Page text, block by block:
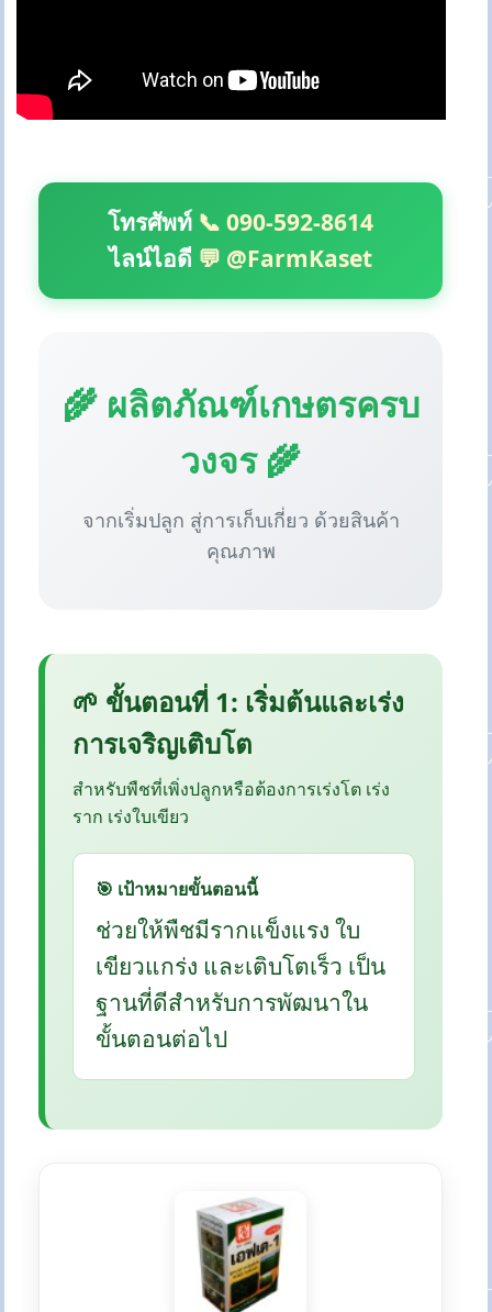
โทรศัพท์ 📞 090-592-8614
ไลน์ไอดี 💬 @FarmKaset
🌾 ผลิตภัณฑ์เกษตรครบ
วงจร 🌾
จากเริ่มปลูก สู่การเก็บเกี่ยว ด้วยสินค้า
คุณภาพ
🌱 ขั้นตอนที่ 1: เริ่มต้นและเร่ง
การเจริญเติบโต
สำหรับพืชที่เพิ่งปลูกหรือต้องการเร่งโต เร่ง
ราก เร่งใบเขียว
🎯 เป้าหมายขั้นตอนนี้
ช่วยให้พืชมีรากแข็งแรง ใบ
เขียวแกร่ง และเติบโตเร็ว เป็น
ฐานที่ดีสำหรับการพัฒนาใน
ขั้นตอนต่อไป